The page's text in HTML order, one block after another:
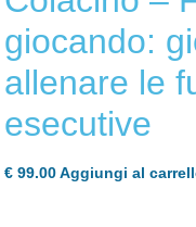
giocando:
allenare le
esecutive
€ 99.00Aggiungi al